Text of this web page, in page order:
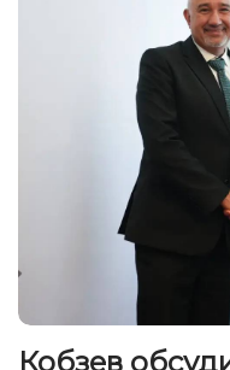
Кобзев